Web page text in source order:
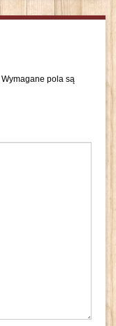
Wymagane pola są